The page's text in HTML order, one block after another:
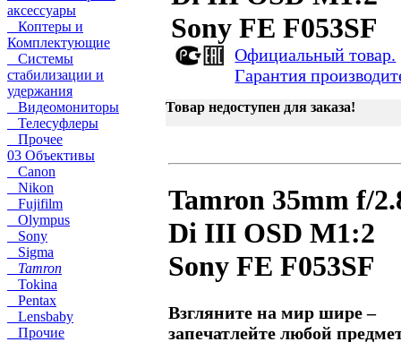
аксессуары
Коптеры и
Комплектующие
Системы
стабилизации и
удержания
Видеомониторы
Телесуфлеры
Прочее
03 Объективы
Canon
Nikon
Fujifilm
Olympus
Sony
Sigma
Tamron
Tokina
Pentax
Lensbaby
Прочие
Sony FE F053SF
Официальный товар.
Гарантия
Товар недоступен для заказа!
Tamron 35mm f/
Di III OSD M1:2
Sony FE F053SF
Взгляните на мир шире –
запечатлейте любой